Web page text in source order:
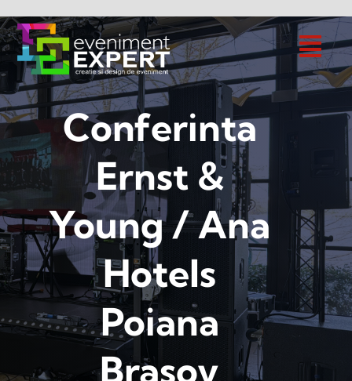
to
content
Conferinta
Ernst &
Young / Ana
Hotels
Poiana
Brasov